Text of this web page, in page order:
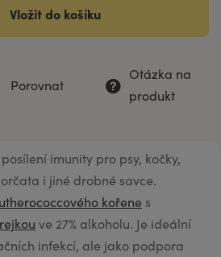
Vložit do košíku
Porovnat
Otázka na
produkt
imunity pro psy, kočky,
i jiné drobné savce.
kořene s
ve 27% alkoholu. Je ideální
infekcí, ale jako podpora